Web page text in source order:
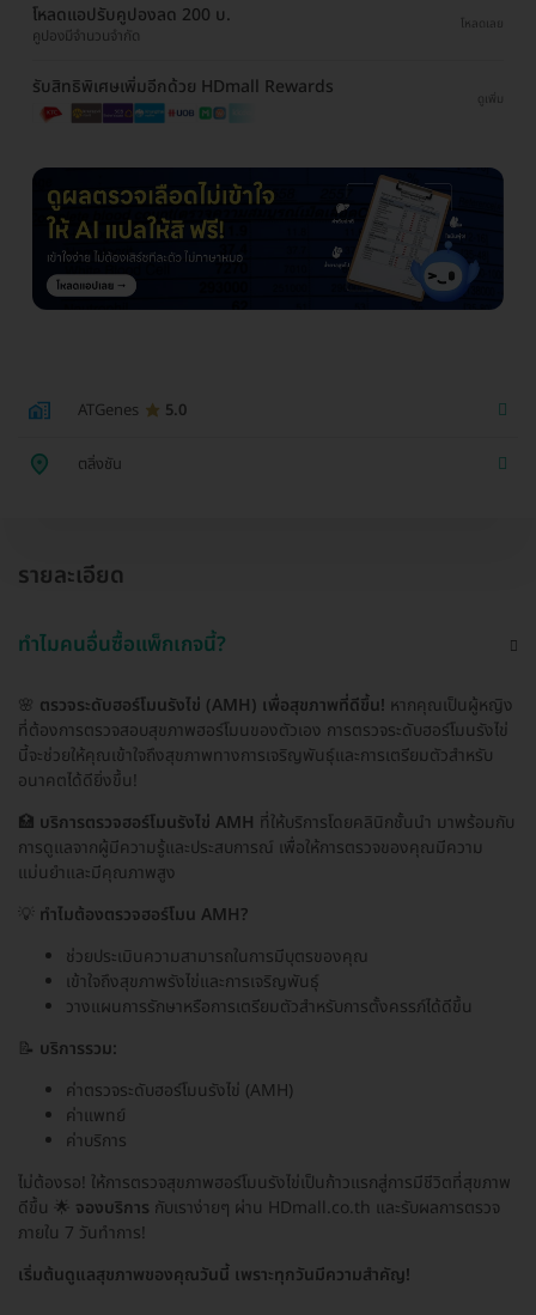
โหลดแอปรับคูปองลด 200 บ.
คูปองมีจำนวนจำกัด
โหลดเลย
รับสิทธิพิเศษเพิ่มอีกด้วย HDmall Rewards
ดูเพิ่ม
ATGenes 5.0
ตลิ่งชัน
รายละเอียด
ทำไมคนอื่นซื้อแพ็กเกจนี้?
🌸 ตรวจระดับฮอร์โมนรังไข่ (AMH) เพื่อสุขภาพที่ดีขึ้น! หากคุณเป็นผู้หญิง
ที่ต้องการตรวจสอบสุขภาพฮอร์โมนของตัวเอง การตรวจระดับฮอร์โมนรังไข่
นี้จะช่วยให้คุณเข้าใจถึงสุขภาพทางการเจริญพันธุ์และการเตรียมตัวสำหรับ
อนาคตได้ดียิ่งขึ้น!
🏥 บริการตรวจฮอร์โมนรังไข่ AMH ที่ให้บริการโดยคลินิกชั้นนำ มาพร้อมกับ
การดูแลจากผู้มีความรู้และประสบการณ์ เพื่อให้การตรวจของคุณมีความ
แม่นยำและมีคุณภาพสูง
💡 ทำไมต้องตรวจฮอร์โมน AMH?
ช่วยประเมินความสามารถในการมีบุตรของคุณ
เข้าใจถึงสุขภาพรังไข่และการเจริญพันธุ์
วางแผนการรักษาหรือการเตรียมตัวสำหรับการตั้งครรภ์ได้ดีขึ้น
📝 บริการรวม:
ค่าตรวจระดับฮอร์โมนรังไข่ (AMH)
ค่าแพทย์
ค่าบริการ
ไม่ต้องรอ! ให้การตรวจสุขภาพฮอร์โมนรังไข่เป็นก้าวแรกสู่การมีชีวิตที่สุขภาพ
ดีขึ้น 🌟 จองบริการ กับเราง่ายๆ ผ่าน HDmall.co.th และรับผลการตรวจ
ภายใน 7 วันทำการ!
เริ่มต้นดูแลสุขภาพของคุณวันนี้ เพราะทุกวันมีความสำคัญ!